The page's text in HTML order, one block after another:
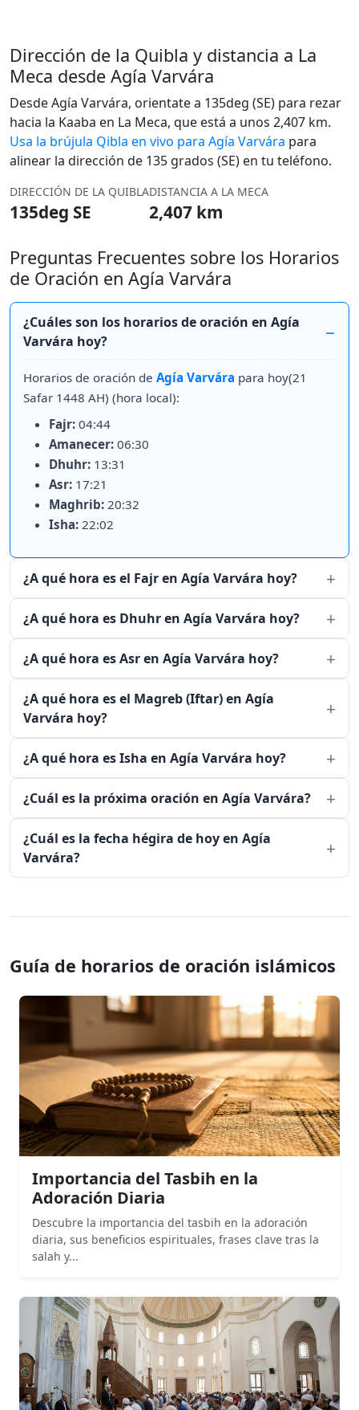
Dirección de la Quibla y distancia a La
Meca desde Agía Varvára
Desde Agía Varvára, orientate a 135deg (SE) para rezar
hacia la Kaaba en La Meca, que está a unos 2,407 km.
Usa la brújula Qibla en vivo para Agía Varvára para
alinear la dirección de 135 grados (SE) en tu teléfono.
DIRECCIÓN DE LA QUIBLA
135deg SE
DISTANCIA A LA MECA
2,407 km
Preguntas Frecuentes sobre los Horarios
de Oración en Agía Varvára
¿Cuáles son los horarios de oración en Agía
Varvára hoy?
Horarios de oración de Agía Varvára para hoy(21
Safar 1448 AH) (hora local):
Fajr: 04:44
Amanecer: 06:30
Dhuhr: 13:31
Asr: 17:21
Maghrib: 20:32
Isha: 22:02
¿A qué hora es el Fajr en Agía Varvára hoy?
¿A qué hora es Dhuhr en Agía Varvára hoy?
¿A qué hora es Asr en Agía Varvára hoy?
¿A qué hora es el Magreb (Iftar) en Agía
Varvára hoy?
¿A qué hora es Isha en Agía Varvára hoy?
¿Cuál es la próxima oración en Agía Varvára?
¿Cuál es la fecha hégira de hoy en Agía
Varvára?
Guía de horarios de oración islámicos
Importancia del Tasbih en la
Adoración Diaria
Descubre la importancia del tasbih en la adoración
diaria, sus beneficios espirituales, frases clave tras la
salah y...